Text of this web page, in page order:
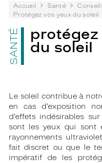
Accueil Santé
Protégez vos yeux du soleil
SANTÉ protégez
du soleil
Le soleil contribue à
en cas d’exposition
d’effets indésirables
sont les yeux qui sont
rayonnements
fait discret ou que le
impératif de les